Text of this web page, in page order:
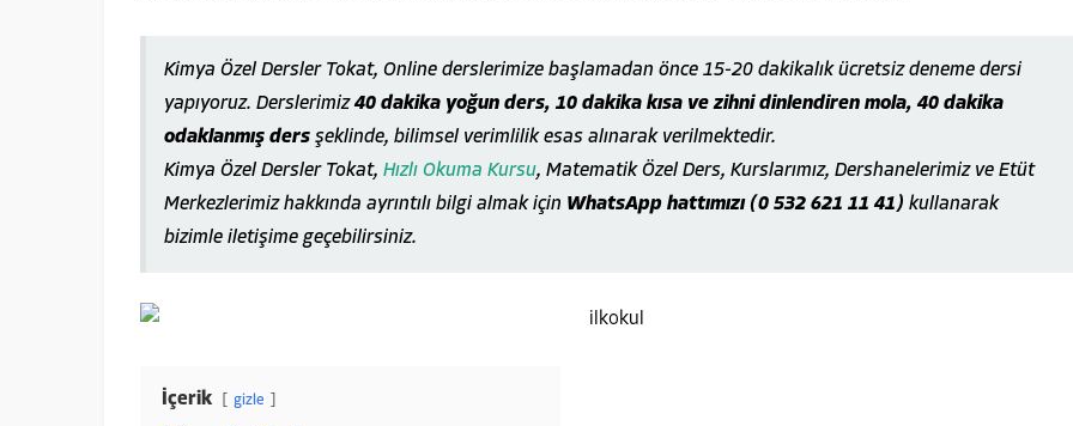
Kimya Özel Dersler Tokat, Online derslerimize başlamadan önce 15-20 dakikalık ücretsiz deneme dersi
yapıyoruz. Derslerimiz40 dakika yoğun ders, 10 dakika kısa ve zihni dinlendiren mola, 40 dakika
odaklanmış ders şeklinde, bilimsel verimlilik esas alınarak verilmektedir.
Kimya Özel Dersler Tokat, Hızlı Okuma Kursu, Matematik Özel Ders, Kurslarımız, Dershanelerimiz ve Etüt
Merkezlerimiz hakkında ayrıntılı bilgi almak için WhatsApp hattımızı (0 532 621 11 41) kullanarak
bizimle iletişime geçebilirsiniz.
İçerik gizle